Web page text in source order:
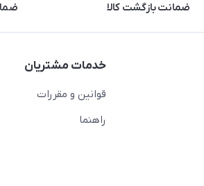
ضمانت بازگشت کالا
خدمات مشتریان
قوانین و مقررات
راهنما